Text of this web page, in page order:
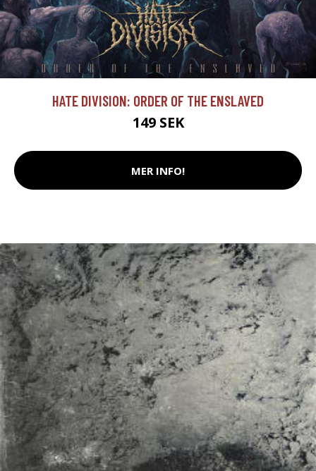
HATE DIVISION: ORDER OF THE ENSLAVED
149 SEK
MER INFO!